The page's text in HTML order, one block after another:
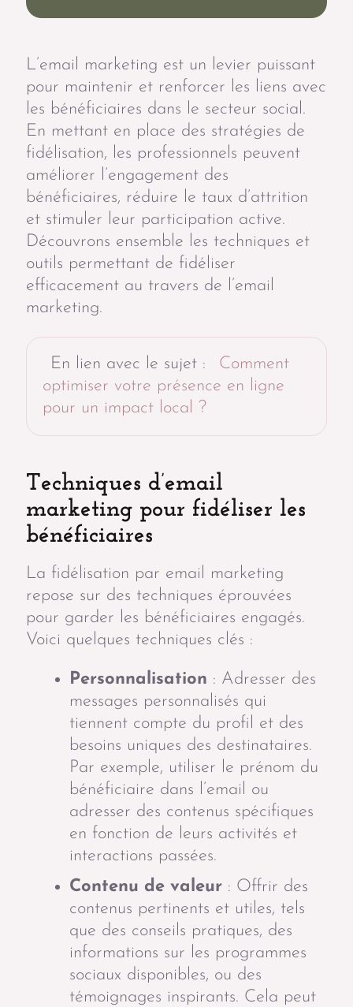
L’email marketing est un levier puissant
pour maintenir et renforcer les liens avec
les bénéficiaires dans le secteur social.
En mettant en place des stratégies de
fidélisation, les professionnels peuvent
améliorer l’engagement des
bénéficiaires, réduire le taux d’attrition
et stimuler leur participation active.
Découvrons ensemble les techniques et
outils permettant de fidéliser
efficacement au travers de l’email
marketing.
En lien avec le sujet :
Comment
optimiser votre présence en ligne
pour un impact local ?
Techniques d’email
marketing pour fidéliser les
bénéficiaires
La fidélisation par email marketing
repose sur des techniques éprouvées
pour garder les bénéficiaires engagés.
Voici quelques techniques clés :
Personnalisation : Adresser des
messages personnalisés qui
tiennent compte du profil et des
besoins uniques des destinataires.
Par exemple, utiliser le prénom du
bénéficiaire dans l’email ou
adresser des contenus spécifiques
en fonction de leurs activités et
interactions passées.
Contenu de valeur : Offrir des
contenus pertinents et utiles, tels
que des conseils pratiques, des
informations sur les programmes
sociaux disponibles, ou des
témoignages inspirants. Cela peut